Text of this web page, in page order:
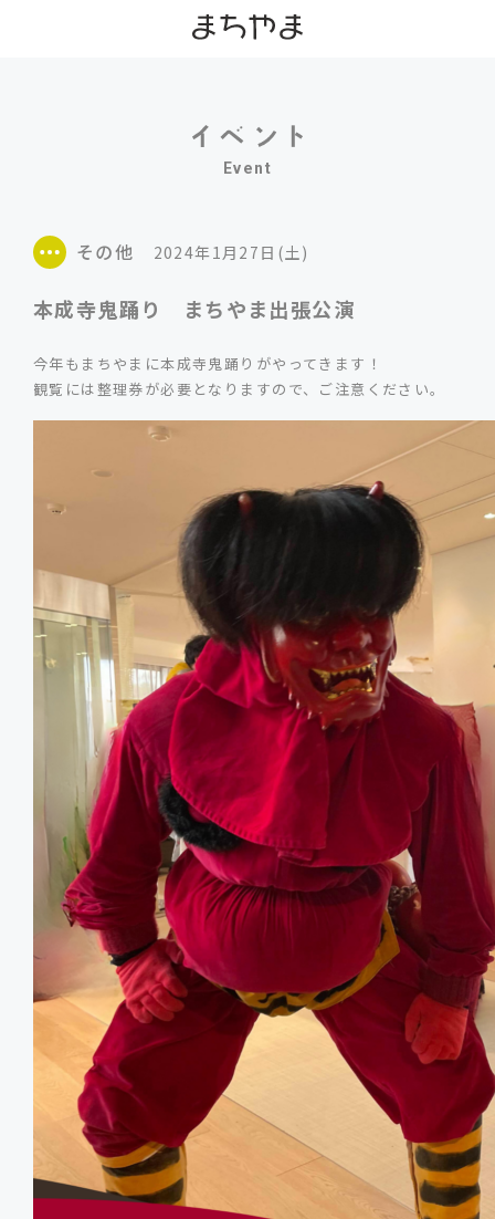
Event
その他 2024年1月27日(土)
本成寺鬼踊り まちやま出張公演
今年もまちやまに本成寺鬼踊りがやってきます！
観覧には整理券が必要となりますので、ご注意ください。